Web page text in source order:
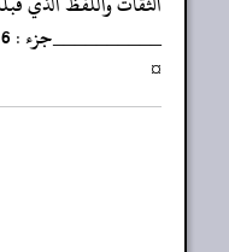
‏‏‏‏__________جزء : 6 /صفحہ : 103__________
‏‏‏‏¤